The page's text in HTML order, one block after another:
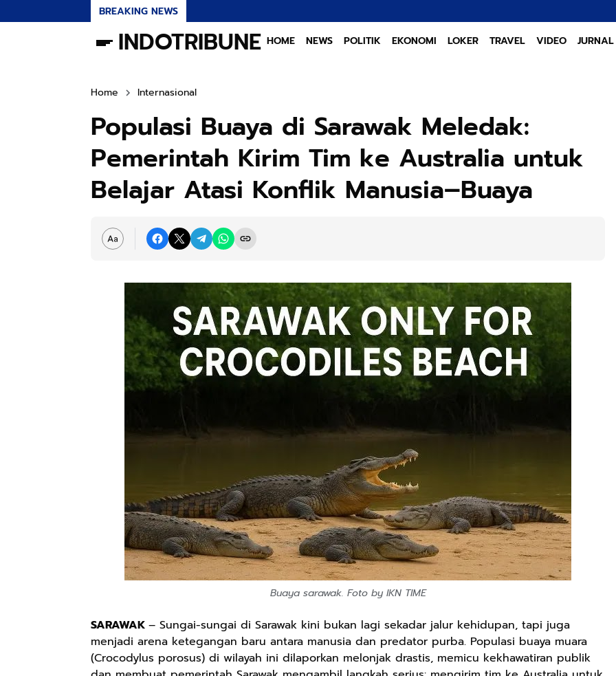
BREAKING NEWS
INDOTRIBUNE HOME NEWS POLITIK EKONOMI LOKER TRAVEL VIDEO JURNAL
Home Internasional
Populasi Buaya di Sarawak Meledak:
Pemerintah Kirim Tim ke Australia untuk
Belajar Atasi Konflik Manusia–Buaya
Buaya sarawak. Foto by IKN TIME
SARAWAK – Sungai-sungai di Sarawak kini bukan lagi sekadar jalur kehidupan, tapi juga
menjadi arena ketegangan baru antara manusia dan predator purba. Populasi buaya muara
(Crocodylus porosus) di wilayah ini dilaporkan melonjak drastis, memicu kekhawatiran publik